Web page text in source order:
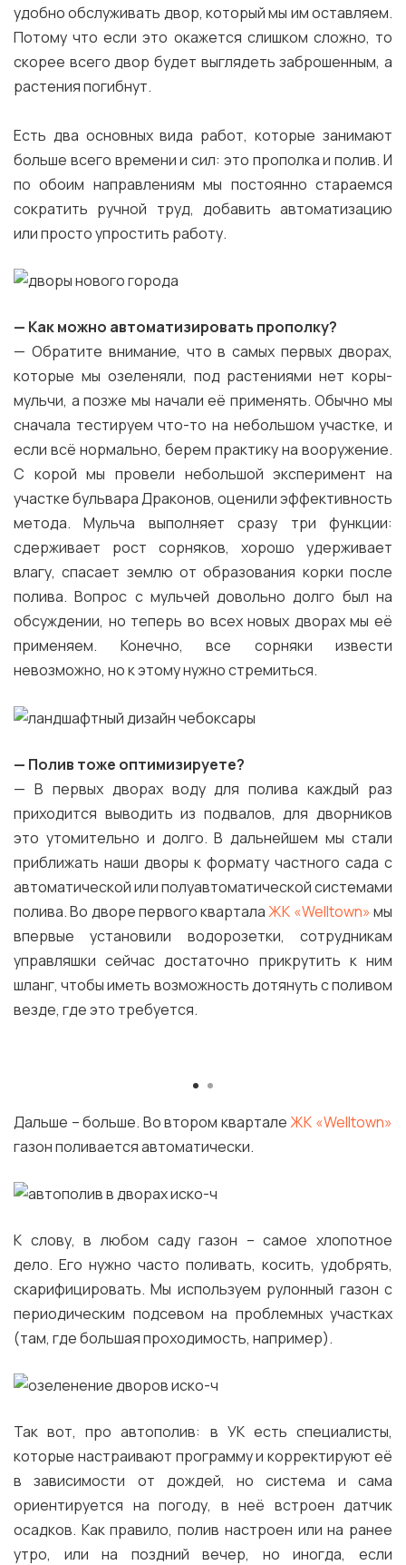
удобно обслуживать двор, который мы им оставляем.
Потому что если это окажется слишком сложно, то
скорее всего двор будет выглядеть заброшенным, а
растения погибнут.
Есть два основных вида работ, которые занимают
больше всего времени и сил: это прополка и полив. И
по обоим направлениям мы постоянно стараемся
сократить ручной труд, добавить автоматизацию
или просто упростить работу.
— Как можно автоматизировать прополку?
— Обратите внимание, что в самых первых дворах,
которые мы озеленяли, под растениями нет коры-
мульчи, а позже мы начали её применять. Обычно мы
сначала тестируем что-то на небольшом участке, и
если всё нормально, берем практику на вооружение.
С корой мы провели небольшой эксперимент на
участке бульвара Драконов, оценили эффективность
метода. Мульча выполняет сразу три функции:
сдерживает рост сорняков, хорошо удерживает
влагу, спасает землю от образования корки после
полива. Вопрос с мульчей довольно долго был на
обсуждении, но теперь во всех новых дворах мы её
применяем. Конечно, все сорняки извести
невозможно, но к этому нужно стремиться.
— Полив тоже оптимизируете?
— В первых дворах воду для полива каждый раз
приходится выводить из подвалов, для дворников
это утомительно и долго. В дальнейшем мы стали
приближать наши дворы к формату частного сада с
автоматической или полуавтоматической системами
полива. Во дворе первого кварталаЖК «Welltown» мы
впервые установили водорозетки, сотрудникам
управляшки сейчас достаточно прикрутить к ним
шланг, чтобы иметь возможность дотянуть с поливом
везде, где это требуется.
Дальше – больше. Во втором кварталеЖК «Welltown»
газон поливается автоматически.
К слову, в любом саду газон – самое хлопотное
дело. Его нужно часто поливать, косить, удобрять,
скарифицировать. Мы используем рулонный газон с
периодическим подсевом на проблемных участках
(там, где большая проходимость, например).
Так вот, про автополив: в УК есть специалисты,
которые настраивают программу и корректируют её
в зависимости от дождей, но система и сама
ориентируется на погоду, в неё встроен датчик
осадков. Как правило, полив настроен или на ранее
утро, или на поздний вечер, но иногда, если